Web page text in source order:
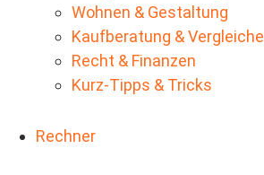
Wohnen & Gestaltung
Kaufberatung & Vergleiche
Recht & Finanzen
Kurz-Tipps & Tricks
Rechner